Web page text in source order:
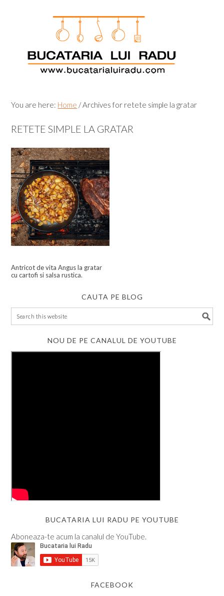
You are here: Home /Archives for retete simple la gratar
RETETE SIMPLE LA GRATAR
Antricot de vita Angus la gratar
cu cartofi si salsa rustica.
CAUTA PE BLOG
NOU DE PE CANALUL DE YOUTUBE
BUCATARIA LUI RADU PE YOUTUBE
Aboneaza-te acum la canalul de YouTube.
FACEBOOK